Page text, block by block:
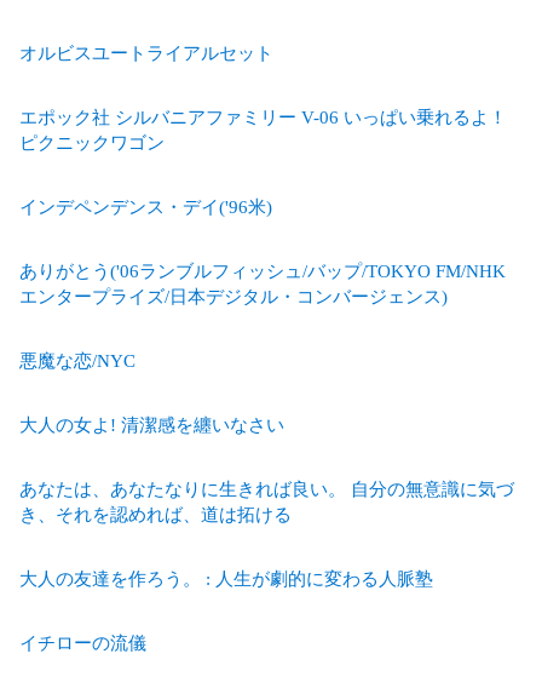
オルビスユートライアルセット
エポック社 シルバニアファミリー V-06 いっぱい乗れるよ！
ピクニックワゴン
インデペンデンス・デイ('96米)
ありがとう('06ランブルフィッシュ/バップ/TOKYO FM/NHK
エンタープライズ/日本デジタル・コンバージェンス)
悪魔な恋/NYC
大人の女よ! 清潔感を纏いなさい
あなたは、あなたなりに生きれば良い。 自分の無意識に気づ
き、それを認めれば、道は拓ける
大人の友達を作ろう。 : 人生が劇的に変わる人脈塾
イチローの流儀